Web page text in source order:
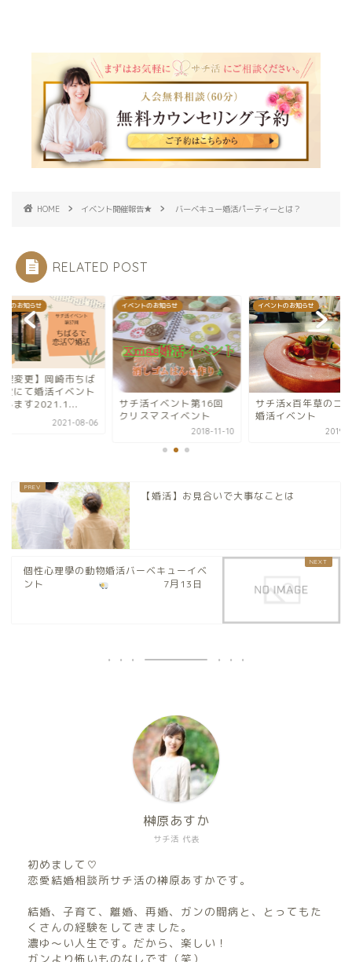
HOME イベント開催報告★ バーベキュー婚活パーティーとは？
RELATED POST
トのお知らせ
程変更】岡崎市ちば
堂にて婚活イベント
します2021.1...
2021-08-06
イベントのお知らせ
サチ活イベント第16回
クリスマスイベント
2018-11-10
イベントのお知らせ
サチ活×百年草のコ
婚活イベント
2019-
【婚活】お見合いで大事なことは
個性心理學の動物婚活バーベキューイベ
ント
7月13日
サチ活 代表
榊原あすか
初めまして♡
恋愛結婚相談所サチ活の榊原あすかです。
結婚、子育て、離婚、再婚、ガンの闘病と、とってもた
くさんの経験をしてきました。
濃ゆ〜い人生です。だから、楽しい！
ガンより怖いものなしです（笑）